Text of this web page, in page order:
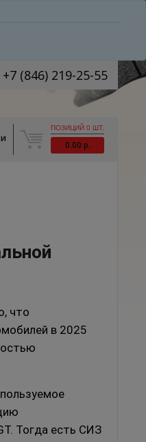
+7 (846) 219-25-55
ПОЗИЦИЙ 0 ШТ.
0.00 р.
что
в 2025
Тогда есть СИЗ